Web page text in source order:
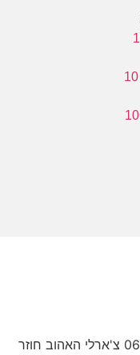
צ'ארלי והמספרים - פרק 11 06:00 - 06:06 צ'ארלי האהוב חוזר